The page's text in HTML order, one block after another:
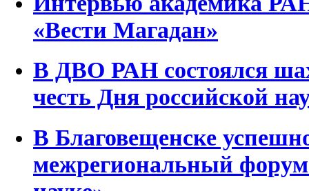
«Вести Магадан»
В ДВО РАН состоялся
честь Дня российской
В Благовещенске
межрегиональный